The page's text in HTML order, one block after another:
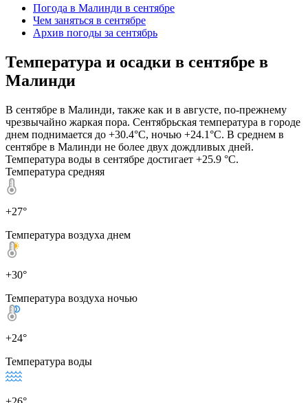
Погода в Малинди в сентябре
Чем заняться в сентябре
Архив погоды за сентябрь
Температура и осадки в сентябре в
Малинди
В сентябре в Малинди, также как и в августе, по-прежнему
чрезвычайно жаркая пора. Сентябрьская температура в городе
днем поднимается до +30.4°C, ночью +24.1°C. В среднем в
сентябре в Малинди не более двух дождливых дней.
Температура воды в сентябре достигает +25.9 °C.
Температура средняя
+27°
Температура воздуха днем
+30°
Температура воздуха ночью
+24°
Температура воды